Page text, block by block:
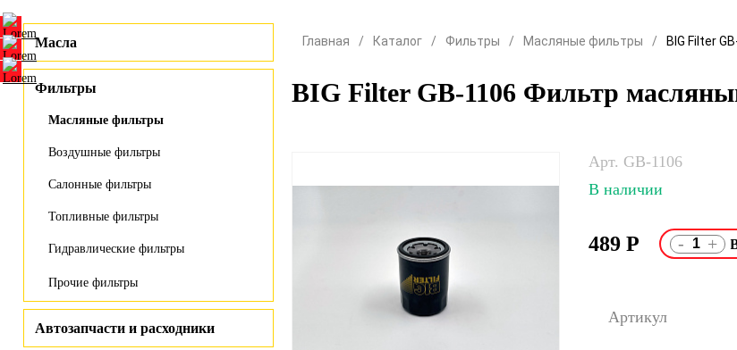
Масла
Фильтры
Масляные фильтры
Воздушные фильтры
Салонные фильтры
Топливные фильтры
Гидравлические фильтры
Прочие фильтры
Автозапчасти и расходники
Главная Каталог Фильтры Масляные фильтры BIG Filter
BIG Filter GB-1106 Фильтр
Арт. GB-1106
В наличии
489 Р - +
Артикул